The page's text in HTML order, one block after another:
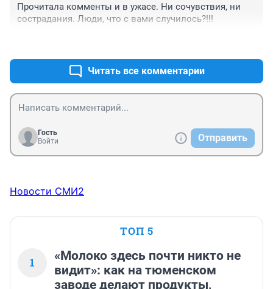
Прочитала комменты и в ужасе. Ни сочувствия, ни
сострадания. Люди, что с вами случилось?!!!
Читать все комментарии
Гость
Войти
Отправить
Новости СМИ2
ТОП 5
1
«Молоко здесь почти никто не
видит»: как на тюменском
заводе делают продукты,